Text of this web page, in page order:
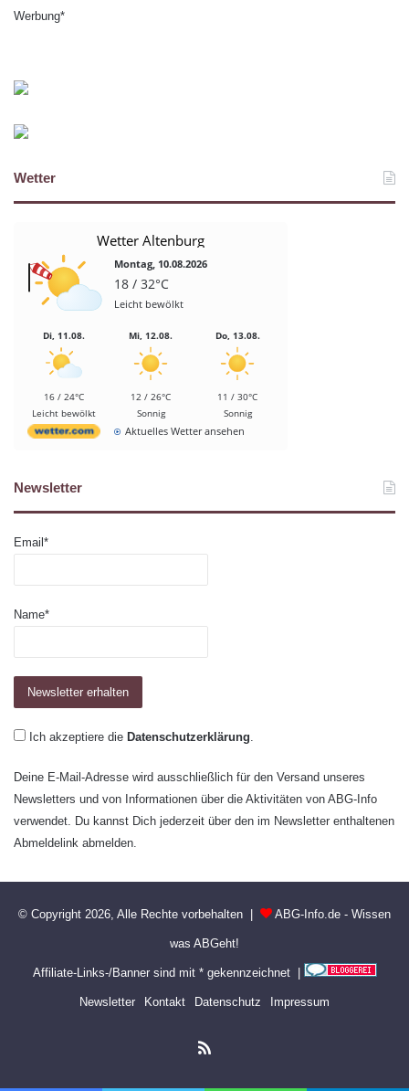
Werbung*
Wetter
Wetter Altenburg
Montag, 10.08.2026
18 / 32°C
Leicht bewölkt
Di, 11.08.
16 / 24°C
Leicht bewölkt
Mi, 12.08.
12 / 26°C
Sonnig
Do, 13.08.
11 / 30°C
Sonnig
Aktuelles Wetter ansehen
Newsletter
Email*
Name*
Ich akzeptiere die Datenschutzerklärung
Deine E-Mail-Adresse wird ausschließlich für den Versand unseres
Newsletters und von Informationen über die Aktivitäten von ABG-Info
verwendet. Du kannst Dich jederzeit über den im Newsletter enthaltenen
Abmeldelink abmelden.
© Copyright 2026, Alle Rechte vorbehalten | ABG-Info.de - Wissen
was ABGeht!
Affiliate-Links-/Banner sind mit * gekennzeichnet |
Newsletter Kontakt Datenschutz Impressum